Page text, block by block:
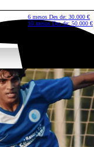
6 mesos Des de:30.000€
10 mesos Des de:50.000€